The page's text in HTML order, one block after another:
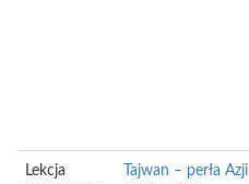
Lekcja
Tajwan – perła Azji